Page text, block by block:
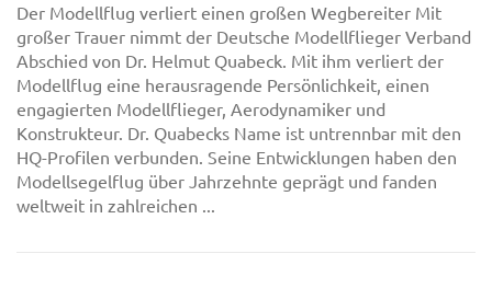
Der Modellflug verliert einen großen Wegbereiter Mit
großer Trauer nimmt der Deutsche Modellflieger Verband
Abschied von Dr. Helmut Quabeck. Mit ihm verliert der
Modellflug eine herausragende Persönlichkeit, einen
engagierten Modellflieger, Aerodynamiker und
Konstrukteur. Dr. Quabecks Name ist untrennbar mit den
HQ-Profilen verbunden. Seine Entwicklungen haben den
Modellsegelflug über Jahrzehnte geprägt und fanden
weltweit in zahlreichen ...